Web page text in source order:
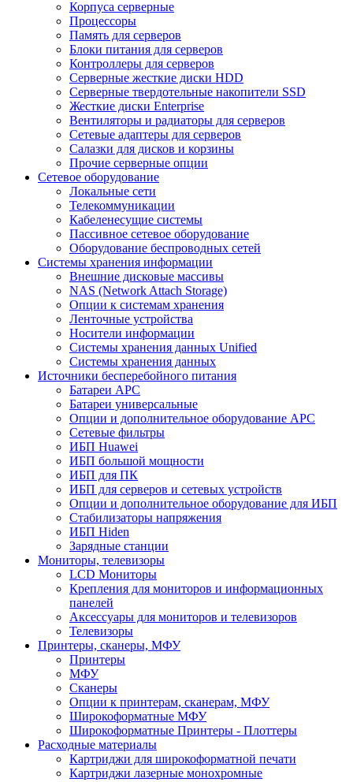
Корпуса серверные
Процессоры
Память для серверов
Блоки питания для серверов
Контроллеры для серверов
Серверные жесткие диски HDD
Серверные твердотельные накопители SSD
Жесткие диски Enterprise
Вентиляторы и радиаторы для серверов
Сетевые адаптеры для серверов
Салазки для дисков и корзины
Прочие серверные опции
Сетевое оборудование
Локальные сети
Телекоммуникации
Кабеленесущие системы
Пассивное сетевое оборудование
Оборудование беспроводных сетей
Системы хранения информации
Внешние дисковые массивы
NAS (Network Attach Storage)
Опции к системам хранения
Ленточные устройства
Носители информации
Системы хранения данных Unified
Системы хранения данных
Источники бесперебойного питания
Батареи APC
Батареи универсальные
Опции и дополнительное оборудование АРС
Сетевые фильтры
ИБП Huawei
ИБП большой мощности
ИБП для ПК
ИБП для серверов и сетевых устройств
Опции и дополнительное оборудование для ИБП
Стабилизаторы напряжения
ИБП Hiden
Зарядные станции
Мониторы, телевизоры
LCD Мониторы
Крепления для мониторов и информационных
панелей
Аксессуары для мониторов и телевизоров
Телевизоры
Принтеры, сканеры, МФУ
Принтеры
МФУ
Сканеры
Опции к принтерам, сканерам, МФУ
Широкоформатные МФУ
Широкоформатные Принтеры - Плоттеры
Расходные материалы
Картриджи для широкоформатной печати
Картриджи лазерные монохромные